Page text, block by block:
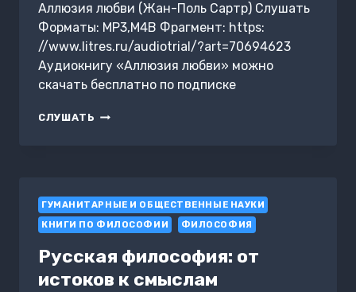
Аллюзия любви (Жан-Поль Сартр) Слушать
Форматы: MP3,M4B Фрагмент: https:
//www.litres.ru/audiotrial/?art=70694623
Аудиокнигу «Аллюзия любви» можно
скачать бесплатно по подписке
СЛУШАТЬ АЛЛЮЗИЯ
ГУМАНИТАРНЫЕ И ОБЩЕСТВЕННЫЕ НАУКИ
КНИГИ ПО ФИЛОСОФИИ
ФИЛОСОФИЯ
Русская философия: от
истоков к смыслам